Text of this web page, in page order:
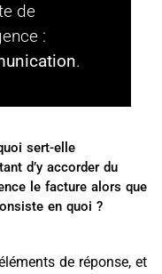
de
:
.
sert-elle
d’y accorder du
le facture alors que
en quoi ?
de réponse, et